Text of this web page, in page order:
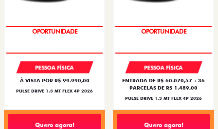
OPORTUNIDADE
PESSOA FÍSICA
À VISTA POR R$ 99.990,00
PULSE DRIVE 1.3 MT FLEX 4P 2026
Quero agora!
OPORTUNIDADE
PESSOA FÍSICA
ENTRADA DE R$ 60.070,57 +36
PARCELAS DE R$ 1.489,00
PULSE DRIVE 1.3 MT FLEX 4P 2026
Quero agora!